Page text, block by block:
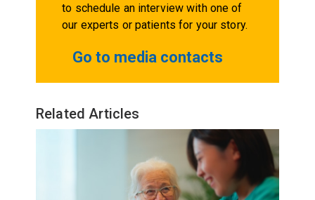
to schedule an interview with one of
our experts or patients for your story.
Go to media contacts
Related Articles